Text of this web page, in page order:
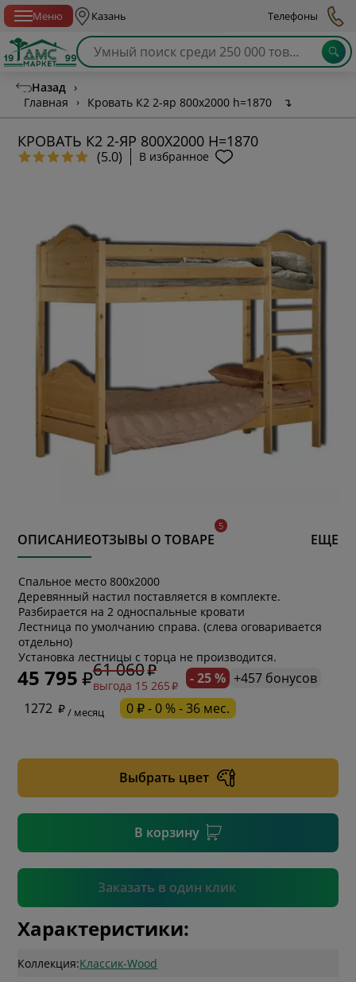
Меню Казань Телефоны
Назад ›
Главная
› Кровать К2 2-яр 800х2000 h=1870 ↴
КРОВАТЬ К2 2-ЯР 800Х2000 H=1870
(5.0) В избранное
ОПИСАНИЕОТЗЫВЫ О ТОВАРЕ ЕЩЕ
Спальное место 800х2000
Деревянный настил поставляется в комплекте.
Разбирается на 2 односпальные кровати
Лестница по умолчанию справа. (слева оговаривается
отдельно)
Установка лестницы с торца не производится.
45 795 61 060
выгода 15 265 - 25 % +457 бонусов
1272
/ месяц 0 ₽ - 0 % - 36 мес.
Выбрать цвет
В корзину
Заказать в один клик
* обязательное поле
* необязательное поле
Подтвердить
Характеристики:
Коллекция:Классик-Wood